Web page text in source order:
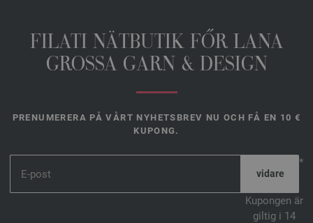
FILATI NÄTBUTIK FŐR LANA
GROSSA GARN & DESIGN
PRENUMERERA PÅ VÅRT NYHETSBREV NU OCH FÅ EN 10 €
KUPONG.
*
Kupongen är
giltig i 14